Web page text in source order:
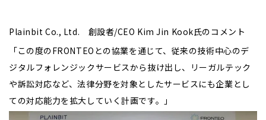
Plainbit Co., Ltd. 創設者/CEO Kim Jin Kook氏のコメント
「この度のFRONTEOとの協業を通じて、従来の技術中心のデ
ジタルフォレンジックサービスから抜け出し、リーガルテック
や訴訟対応など、法律分野を対象としたサービスにも企業とし
ての対応能力を拡大していく計画です。」